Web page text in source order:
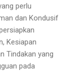
perlu
dan Kondusif
Kesiapan
Tindakan yang
pada